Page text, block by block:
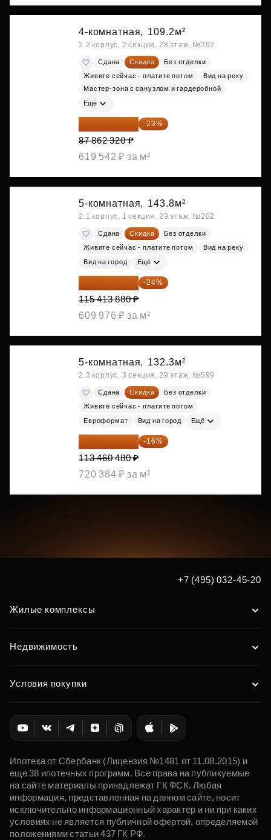
4-комнатная, 109.2м²
2.2 корпус, 2 секция, 28 этаж, №392
Сдана Скидка
Без отделки
Живите сейчас - платите потом
Вид на реку
Мастер-зона с санузлом и гардеробной
Ещё
67 653 986 ₽ -23%
87 862 320 ₽
619 542 ₽ за м²
5-комнатная, 143.8м²
2.1 корпус, 1 секция, 29 этаж, №202
Сдана Скидка
Без отделки
Живите сейчас - платите потом
Вид на реку
Вид на город Ещё
87 714 549 ₽ -24%
115 413 880 ₽
609 976 ₽ за м²
5-комнатная, 132.3м²
2.3 корпус, 3 секция, 29 этаж, №599
Сдана Скидка
Без отделки
Живите сейчас - платите потом
Евроформат Вид на город Ещё
95 306 803 ₽ -16%
113 460 480 ₽
720 384 ₽ за м²
+7 (495) 032-45-20
Жилые комплексы
Недвижимость
Условия покупки
Ипотека от Сбербанк (Лицензия №1481 от 11.08.2015) и
еще 38 ипотечных программ. Все права на публикуемые
на сайте материалы принадлежат ГК ФСК. Любая
информация, представленная на данном сайте, носит
исключительно информационный характер и ни при каких
условиях не является публичной офертой, определяемой
положениями статьи 437 ГК РФ.